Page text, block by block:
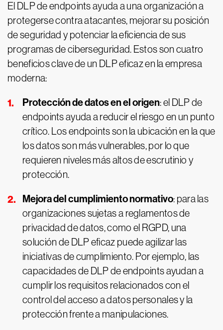
El DLP de endpoints ayuda a una organización a
protegerse contra atacantes, mejorar su posición
de seguridad y potenciar la eficiencia de sus
programas de ciberseguridad. Estos son cuatro
beneficios clave de un DLP eficaz en la empresa
moderna:
Protección de datos en el origen: el DLP de
endpoints ayuda a reducir el riesgo en un punto
crítico. Los endpoints son la ubicación en la que
los datos son más vulnerables, por lo que
requieren niveles más altos de escrutinio y
protección.
Mejora del cumplimiento normativo: para las
organizaciones sujetas a reglamentos de
privacidad de datos, como el RGPD, una
solución de DLP eficaz puede agilizar las
iniciativas de cumplimiento. Por ejemplo, las
capacidades de DLP de endpoints ayudan a
cumplir los requisitos relacionados con el
control del acceso a datos personales y la
protección frente a manipulaciones.